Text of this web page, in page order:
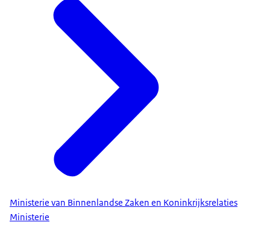
Ministerie van Binnenlandse Zaken en Koninkrijksrelaties
Ministerie